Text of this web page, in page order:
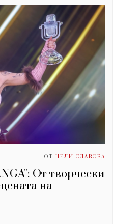
ОТ НЕЛИ СЛАВОВА
От творчески
на